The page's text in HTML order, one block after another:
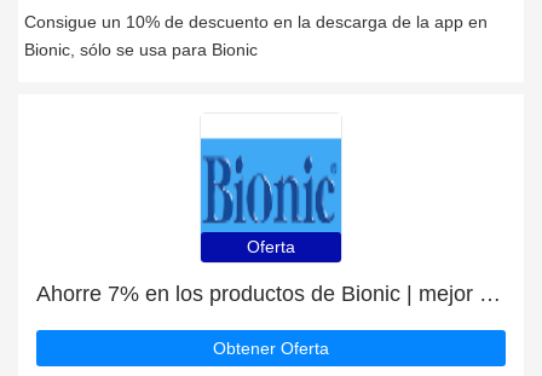
Consigue un 10% de descuento en la descarga de la app en
Bionic, sólo se usa para Bionic
Oferta
Ahorre 7% en los productos de Bionic | mejor oferta
Obtener Oferta